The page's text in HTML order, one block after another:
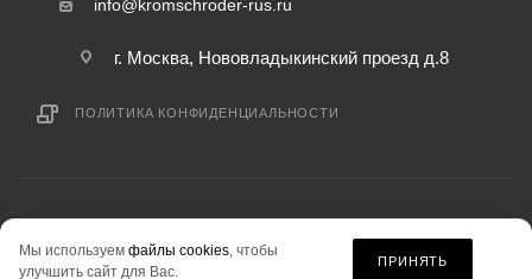
info@kromschroder-rus.ru
г. Москва, Нововладыкинский проезд д.8
ПОЛИТИКА КОНФИДЕНЦИАЛЬНОСТИ
информация на сайте «kromschroder-rus.ru» не является публичной офертой.
Мы используем файлы cookies, чтобы
улучшить сайт для Вас.
ПРИНЯТЬ